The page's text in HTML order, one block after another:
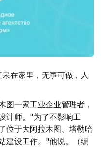
在家里，无事可做，人
图一家工业企业管理者，
计师。"为了不影响工
位于大阿拉木图、塔勒哈
建设工作。"他说。（编